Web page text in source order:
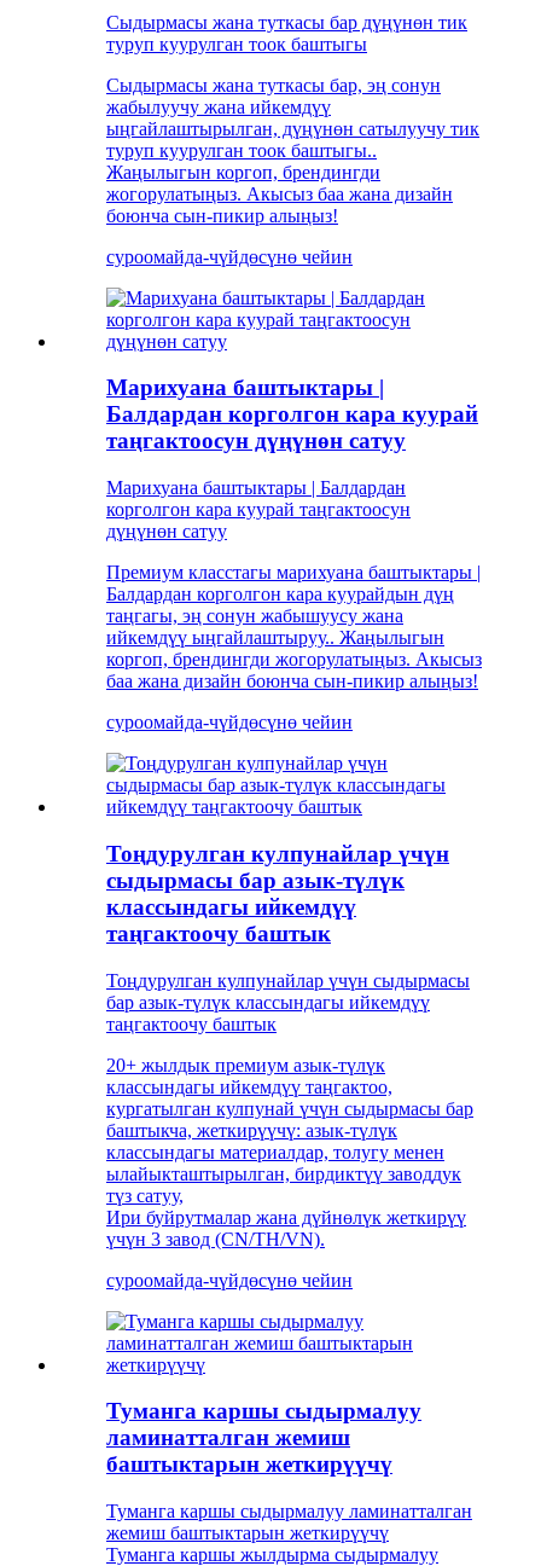
Сыдырмасы жана туткасы бар дүңүнөн тик
туруп куурулган тоок баштыгы
Сыдырмасы жана туткасы бар, эң сонун
жабылуучу жана ийкемдүү
ыңгайлаштырылган, дүңүнөн сатылуучу тик
туруп куурулган тоок баштыгы..
Жаңылыгын коргоп, брендингди
жогорулатыңыз. Акысыз баа жана дизайн
боюнча сын-пикир алыңыз!
суроомайда-чүйдөсүнө чейин
Марихуана баштыктары |
Балдардан корголгон кара куурай
таңгактоосун дүңүнөн сатуу
Марихуана баштыктары | Балдардан
корголгон кара куурай таңгактоосун
дүңүнөн сатуу
Премиум класстагы марихуана баштыктары |
Балдардан корголгон кара куурайдын дүң
таңгагы, эң сонун жабышуусу жана
ийкемдүү ыңгайлаштыруу.. Жаңылыгын
коргоп, брендингди жогорулатыңыз. Акысыз
баа жана дизайн боюнча сын-пикир алыңыз!
суроомайда-чүйдөсүнө чейин
Тоңдурулган кулпунайлар үчүн
сыдырмасы бар азык-түлүк
классындагы ийкемдүү
таңгактоочу баштык
Тоңдурулган кулпунайлар үчүн сыдырмасы
бар азык-түлүк классындагы ийкемдүү
таңгактоочу баштык
20+ жылдык премиум азык-түлүк
классындагы ийкемдүү таңгактоо,
кургатылган кулпунай үчүн сыдырмасы бар
баштыкча, жеткирүүчү: азык-түлүк
классындагы материалдар, толугу менен
ылайыкташтырылган, бирдиктүү заводдук
түз сатуу,
Ири буйрутмалар жана дүйнөлүк жеткирүү
үчүн 3 завод (CN/TH/VN).
суроомайда-чүйдөсүнө чейин
Туманга каршы сыдырмалуу
ламинатталган жемиш
баштыктарын жеткирүүчү
Туманга каршы сыдырмалуу ламинатталган
жемиш баштыктарын жеткирүүчү
Туманга каршы жылдырма сыдырмалуу